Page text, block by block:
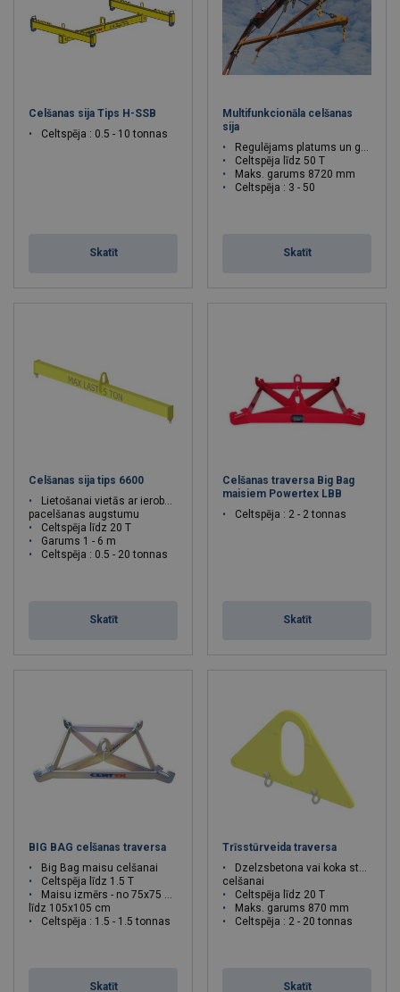
Celšanas sija Tips H-SSB
Celtspēja : 0.5 - 10 tonnas
Skatīt
Multifunkcionāla celšanas
sija
Regulējams platums un garums
Celtspēja līdz 50 T
Maks. garums 8720 mm
Celtspēja : 3 - 50
Skatīt
Celšanas sija tips 6600
Lietošanai vietās ar ierobežotu
pacelšanas augstumu
Celtspēja līdz 20 T
Garums 1 - 6 m
Celtspēja : 0.5 - 20 tonnas
Skatīt
Celšanas traversa Big Bag
maisiem Powertex LBB
Celtspēja : 2 - 2 tonnas
Skatīt
BIG BAG celšanas traversa
Big Bag maisu celšanai
Celtspēja līdz 1.5 T
Maisu izmērs - no 75x75 cm
līdz 105x105 cm
Celtspēja : 1.5 - 1.5 tonnas
Skatīt
Trīsstūrveida traversa
Dzelzsbetona vai koka stabu
celšanai
Celtspēja līdz 20 T
Maks. garums 870 mm
Celtspēja : 2 - 20 tonnas
Skatīt